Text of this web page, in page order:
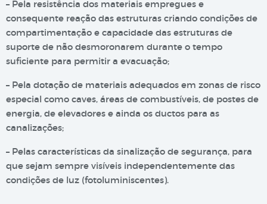
– Pela resistência dos materiais empregues e
consequente reação das estruturas criando condições de
compartimentação e capacidade das estruturas de
suporte de não desmoronarem durante o tempo
suficiente para permitir a evacuação;
– Pela dotação de materiais adequados em zonas de risco
especial como caves, áreas de combustíveis, de postes de
energia, de elevadores e ainda os ductos para as
canalizações;
– Pelas características da sinalização de segurança, para
que sejam sempre visíveis independentemente das
condições de luz (fotoluminiscentes).